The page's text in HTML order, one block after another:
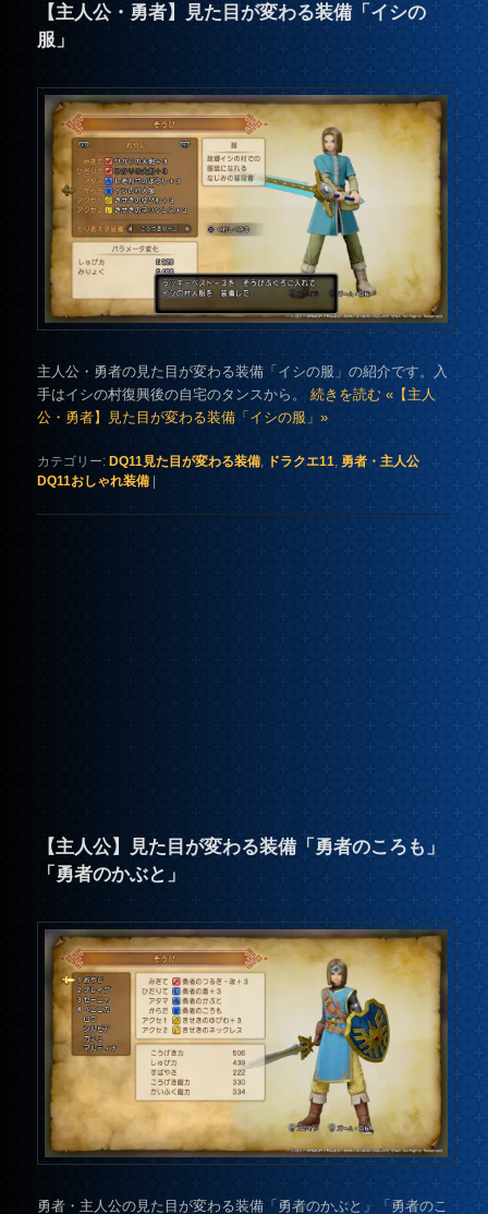
【主人公・勇者】見た目が変わる装備「イシの
服」
主人公・勇者の見た目が変わる装備「イシの服」の紹介です。入
手はイシの村復興後の自宅のタンスから。続きを読む «【主人
公・勇者】見た目が変わる装備「イシの服」»
カテゴリー: DQ11見た目が変わる装備 ドラクエ11 勇者・主人公
DQ11おしゃれ装備 |
【主人公】見た目が変わる装備「勇者のころも」
「勇者のかぶと」
勇者・主人公の見た目が変わる装備「勇者のかぶと」「勇者のこ